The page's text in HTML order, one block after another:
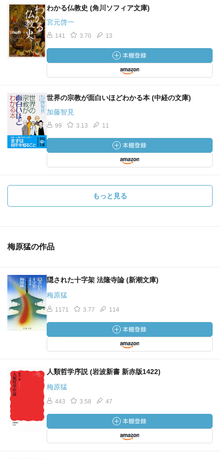
わかる仏教史 (角川ソフィア文庫)
宮元啓一
141 3.70 13
世界の宗教が面白いほどわかる本 (中経の文庫)
加藤智見
99 3.13 11
もっと見る
梅原猛の作品
隠された十字架 法隆寺論 (新潮文庫)
梅原猛
1171 3.77 114
人類哲学序説 (岩波新書 新赤版1422)
梅原猛
443 3.58 47